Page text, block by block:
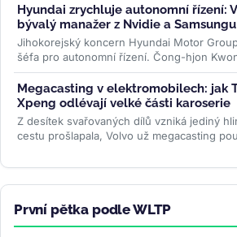
Hyundai zrychluje autonomní řízení:
bývalý manažer z Nvidie a Samsungu
Jihokorejský koncern Hyundai Motor
šéfa pro autonomní řízení. Čong-hjon
Samsungu má značku posunout...>>
Megacasting v elektromobilech: jak
Xpeng odlévají velké části karoserie
Z desítek svařovaných dílů vzniká jediný
cestu prošlapala, Volvo už megacasting
První pětka podle WLTP